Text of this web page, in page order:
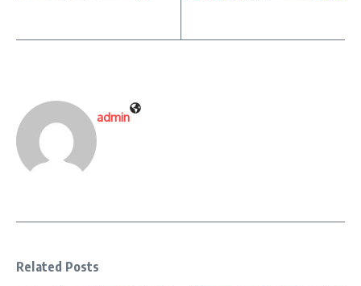
admin
Related Posts